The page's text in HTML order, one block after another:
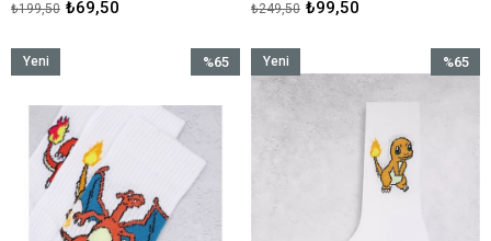
₺69,50
₺199,50 ₺99,50
₺249,50
%65
%65İndirim
Yeni
%65
Yeni
Ürün